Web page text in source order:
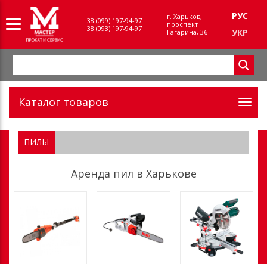
+38 (099) 197-94-97
+38 (093) 197-94-97
г. Харьков,
проспект
Гагарина, 36
РУС
УКР
Каталог товаров
ПИЛЫ
Аренда пил в Харькове